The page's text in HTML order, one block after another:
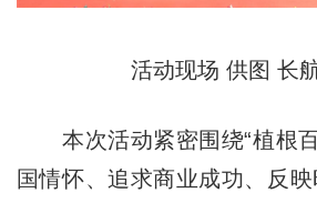
活动现场 供图 长
本次活动紧密围绕“植根
国情怀、追求商业成功、反